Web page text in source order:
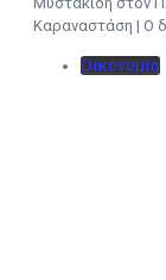
Καραναστάση | Ο
Οικονομία